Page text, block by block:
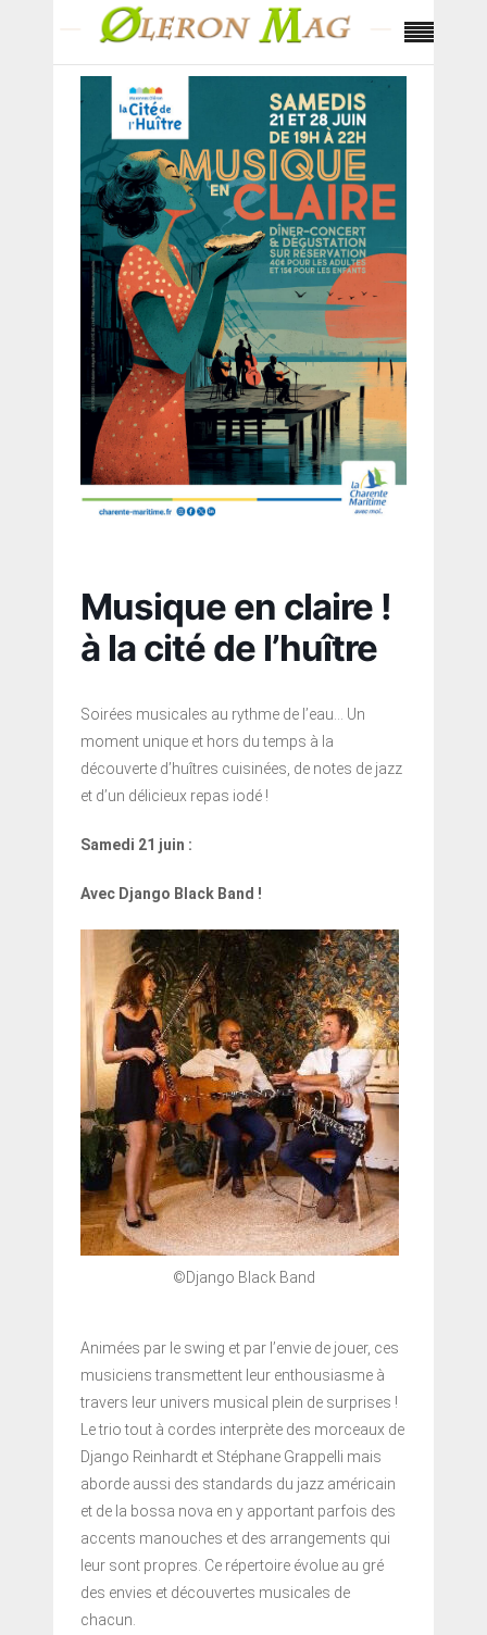
Musique en claire !
à la cité de l’huître
Soirées musicales au rythme de l’eau… Un
moment unique et hors du temps à la
découverte d’huîtres cuisinées, de notes de jazz
et d’un délicieux repas iodé !
Samedi 21 juin :
Avec Django Black Band !
©Django Black Band
Animées par le swing et par l’envie de jouer, ces
musiciens transmettent leur enthousiasme à
travers leur univers musical plein de surprises !
Le trio tout à cordes interprète des morceaux de
Django Reinhardt et Stéphane Grappelli mais
aborde aussi des standards du jazz américain
et de la bossa nova en y apportant parfois des
accents manouches et des arrangements qui
leur sont propres. Ce répertoire évolue au gré
des envies et découvertes musicales de
chacun.